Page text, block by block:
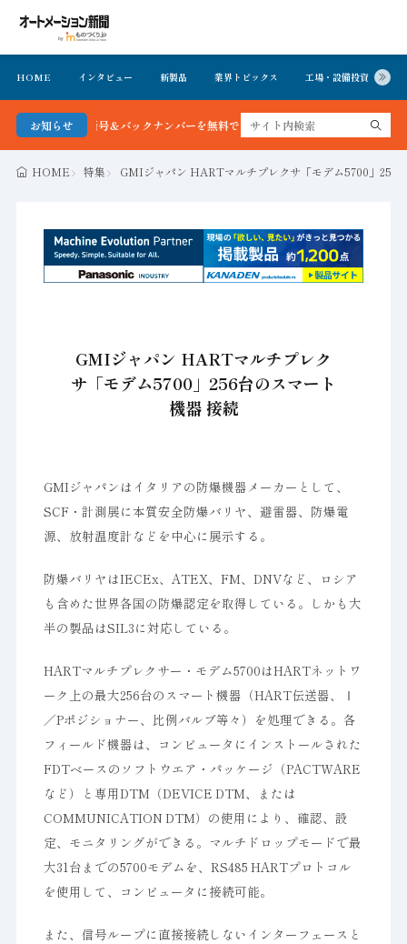
HOME インタビュー 新製品 業界トピックス 工場・設備投資
お知らせ
新聞 最新号＆バックナンバーを無料で公開中 詳細はこちら
HOME 特集 GMIジャパン HARTマルチプレクサ「モデム5700」256
GMIジャパン HARTマルチプレク
サ「モデム5700」256台のスマート
機器 接続
GMIジャパンはイタリアの防爆機器メーカーとして、
SCF・計測展に本質安全防爆バリヤ、避雷器、防爆電
源、放射温度計などを中心に展示する。
防爆バリヤはIECEx、ATEX、FM、DNVなど、ロシア
も含めた世界各国の防爆認定を取得している。しかも大
半の製品はSIL3に対応している。
HARTマルチプレクサー・モデム5700はHARTネットワ
ーク上の最大256台のスマート機器（HART伝送器、Ⅰ
／Pポジショナー、比例バルブ等々）を処理できる。各
フィールド機器は、コンピュータにインストールされた
FDTベースのソフトウエア・パッケージ（PACTWARE
など）と専用DTM（DEVICE DTM、または
COMMUNICATION DTM）の使用により、確認、設
定、モニタリングができる。マルチドロップモードで最
大31台までの5700モデムを、RS485 HARTプロトコル
を使用して、コンピュータに接続可能。
また、信号ループに直接接続しないインターフェースと